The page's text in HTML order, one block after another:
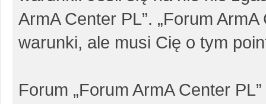
ArmA Center PL”. „Forum
warunki, ale musi Cię o tym
Forum „Forum ArmA Center